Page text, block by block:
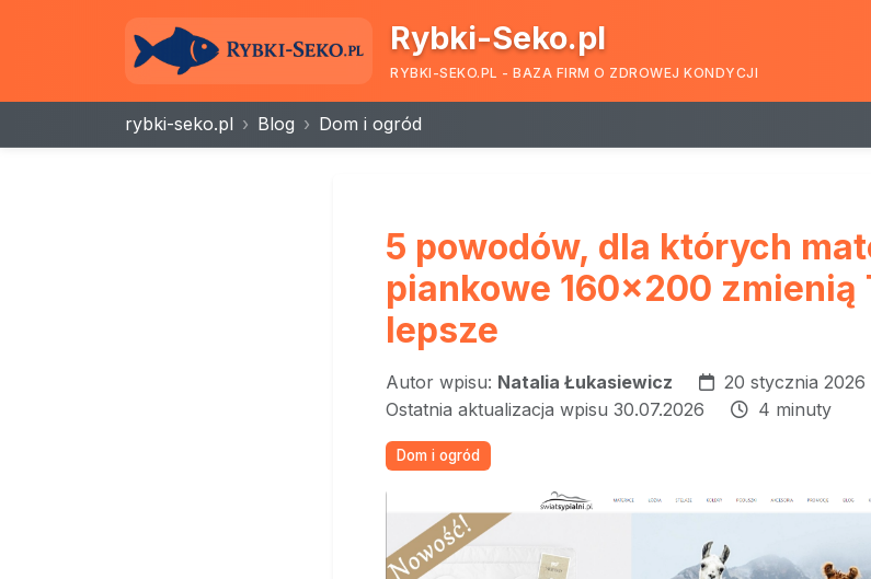
Rybki-Seko.pl
RYBKI-SEKO.PL - BAZA FIRM O ZDROWEJ KONDYCJI
rybki-seko.pl Blog Dom i ogród
5 powodów, dla których
piankowe 160x200 zmienią
lepsze
Autor wpisu: Natalia Łukasiewicz
20 stycznia 2026
Ostatnia aktualizacja wpisu 30.07.2026
4 minuty
Dom i ogród